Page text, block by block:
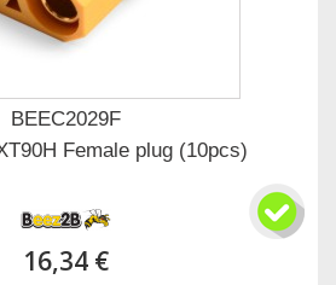
BEEC2029F
Female plug (10pcs)
16,34 €